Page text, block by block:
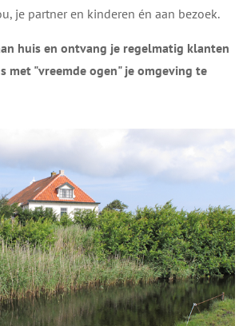
je partner en kinderen én aan bezoek.
huis en ontvang je regelmatig klanten
met "vreemde ogen" je omgeving te